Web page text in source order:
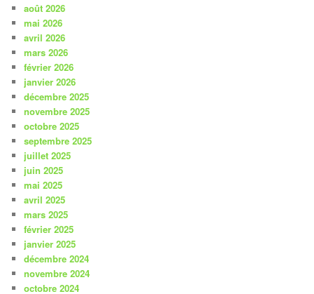
août 2026
mai 2026
avril 2026
mars 2026
février 2026
janvier 2026
décembre 2025
novembre 2025
octobre 2025
septembre 2025
juillet 2025
juin 2025
mai 2025
avril 2025
mars 2025
février 2025
janvier 2025
décembre 2024
novembre 2024
octobre 2024